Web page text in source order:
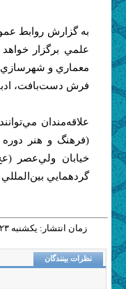
به گزارش روابط
علمي برگزار
معماري و
فرش دست‌بافت،
علاقه‌مندان
(فرهنگ و هنر دوره
گردهمايي بين‌المللي مكتب
زمان انتشار: يکشنبه ٢٣ اسفند ١٣٨٨ - ١١:٥٤ |
نظرات بینندگان